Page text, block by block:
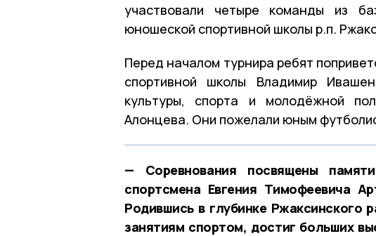
участвовали четыре команды из
юношеской спортивной школы р.п.
Перед началом турнира ребят
спортивной школы Владимир
культуры, спорта и молодёжной
Алонцева. Они пожелали юным
— Соревнования посвящены
спортсмена Евгения Тимофеевича
Родившись в глубинке Ржаксинского
занятиям спортом, достиг больших